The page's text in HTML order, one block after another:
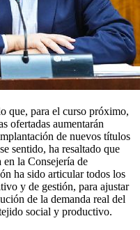
que, para el curso próximo,
ofertadas aumentarán
de nuevos títulos
sentido, ha resaltado que
en la Consejería de
ha sido articular todos los
y de gestión, para ajustar
de la demanda real del
social y productivo.